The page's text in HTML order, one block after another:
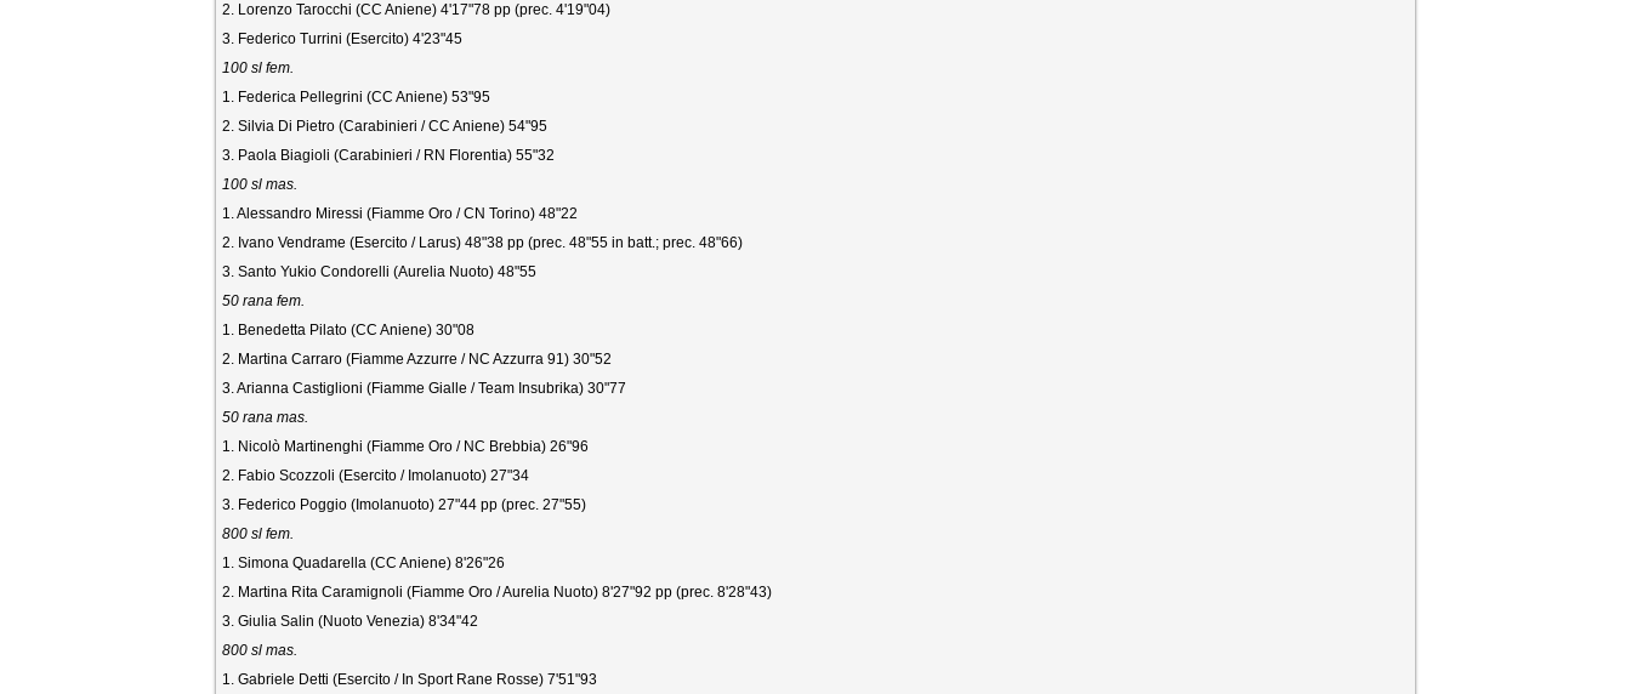
2. Lorenzo Tarocchi (CC Aniene) 4'17"78 pp (prec. 4'19"04)
3. Federico Turrini (Esercito) 4'23"45
100 sl fem.
1. Federica Pellegrini (CC Aniene) 53"95
2. Silvia Di Pietro (Carabinieri / CC Aniene) 54"95
3. Paola Biagioli (Carabinieri / RN Florentia) 55"32
100 sl mas.
1. Alessandro Miressi (Fiamme Oro / CN Torino) 48"22
2. Ivano Vendrame (Esercito / Larus) 48"38 pp (prec. 48"55 in batt.; prec. 48"66)
3. Santo Yukio Condorelli (Aurelia Nuoto) 48"55
50 rana fem.
1. Benedetta Pilato (CC Aniene) 30"08
2. Martina Carraro (Fiamme Azzurre / NC Azzurra 91) 30"52
3. Arianna Castiglioni (Fiamme Gialle / Team Insubrika) 30"77
50 rana mas.
1. Nicolò Martinenghi (Fiamme Oro / NC Brebbia) 26"96
2. Fabio Scozzoli (Esercito / Imolanuoto) 27"34
3. Federico Poggio (Imolanuoto) 27"44 pp (prec. 27"55)
800 sl fem.
1. Simona Quadarella (CC Aniene) 8'26"26
2. Martina Rita Caramignoli (Fiamme Oro / Aurelia Nuoto) 8'27"92 pp (prec. 8'28"43)
3. Giulia Salin (Nuoto Venezia) 8'34"42
800 sl mas.
1. Gabriele Detti (Esercito / In Sport Rane Rosse) 7'51"93